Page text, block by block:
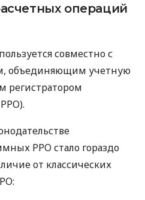
операций
совместно с
объединяющим учетную
регистратором
РРО стало гораздо
от классических